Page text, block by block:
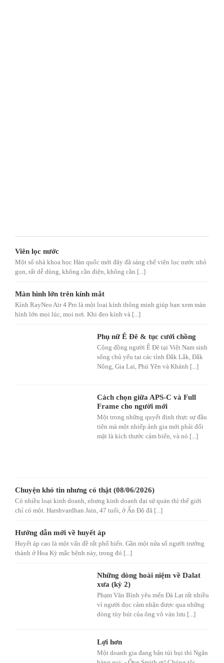
Viên lọc nước
Một số nhà khoa học Hàn quốc mới đây đã sáng chế viên lọc nước nhỏ
gọn, rất dễ dùng, không cần điện, không cần [...]
Màn hình lớn trên kính mắt
Kính RayNeo Air 4 Pro là một loại kính thông minh giúp bạn xem màn
hình lớn mọi lúc, mọi nơi. Khi đeo kính và [...]
Phụ nữ Ê Đê & tục cưới chồng
Cộng đồng người Ê Đê tại Việt Nam sinh
sống chủ yếu tại các tỉnh Đắk Lắk, Đắk
Nông, Gia Lai, Phú Yên và Khánh [...]
Cách chọn giữa APS-C và Full
Frame cho người mới
Một trong những quyết định thực sự đầu
tiên mà một nhiếp ảnh gia mới phải đối
mặt là kích thước cảm biến, và nó [...]
Chuyện khó tin nhưng có thật (08/06/2026)
Có nhiều loại kinh doanh, nhưng kinh doanh đại sứ quán thì thế giới
chỉ có một. Harshvardhan Jain, 47 tuổi, ở Ấn Độ đã [...]
Hướng dẫn mới về huyết áp
Huyết áp cao là một vấn đề rất phổ biến. Gần một nửa số người trưởng
thành ở Hoa Kỳ mắc bệnh này, trong đó [...]
Những dòng hoài niệm về Dalat
xưa (kỳ 2)
Phạm Văn Bình yêu mến Đà Lạt rất nhiều
vì người đọc cảm nhận được qua những
dòng tùy bút của ông vô vàn lưu [...]
Lợi hơn
Một doanh gia đang bận túi bụi thì Ngân